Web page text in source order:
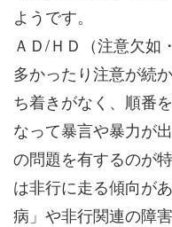
ようです。
ＡＤ/ＨＤ（注意欠如
多かったり注意が続
ち着きがなく、順番
なって暴言や暴力が
の問題を有するのが
は非行に走る傾向が
病」や非行関連の障